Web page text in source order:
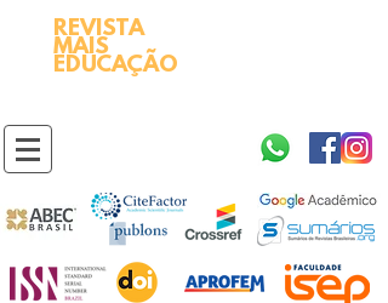
REVISTA
MAIS
EDUCAÇÃO